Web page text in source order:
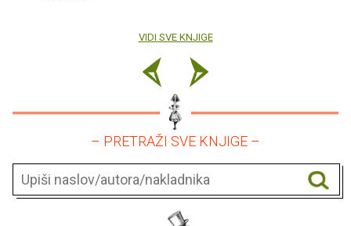
VIDI SVE KNJIGE
– PRETRAŽI SVE KNJIGE –